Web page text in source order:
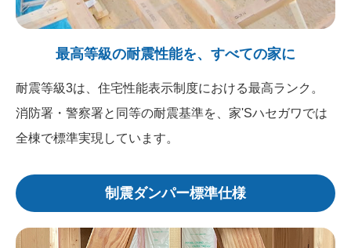
最高等級の耐震性能を、すべての家に
耐震等級3は、住宅性能表示制度における最高ランク。
消防署・警察署と同等の耐震基準を、家'Sハセガワでは
全棟で標準実現しています。
制震ダンパー標準仕様